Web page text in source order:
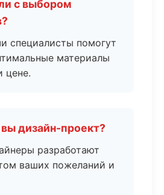
с выбором
специалисты помогут
материалы
цене.
дизайн-проект?
разработают
ваших пожеланий и